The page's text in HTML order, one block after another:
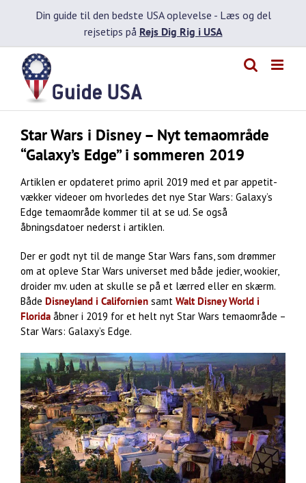
Din guide til den bedste USA oplevelse - Læs og del
rejsetips på Rejs Dig Rig i USA
Star Wars i Disney – Nyt temaområde
“Galaxy’s Edge” i sommeren 2019
Artiklen er opdateret primo april 2019 med et par appetit-
vækker videoer om hvorledes det nye Star Wars: Galaxy’s
Edge temaområde kommer til at se ud. Se også
åbningsdatoer nederst i artiklen.
Der er godt nyt til de mange Star Wars fans, som drømmer
om at opleve Star Wars universet med både jedier, wookier,
droider mv. uden at skulle se på et lærred eller en skærm.
Både Disneyland i Californien samt Walt Disney World i
Florida åbner i 2019 for et helt nyt Star Wars temaområde –
Star Wars: Galaxy’s Edge.